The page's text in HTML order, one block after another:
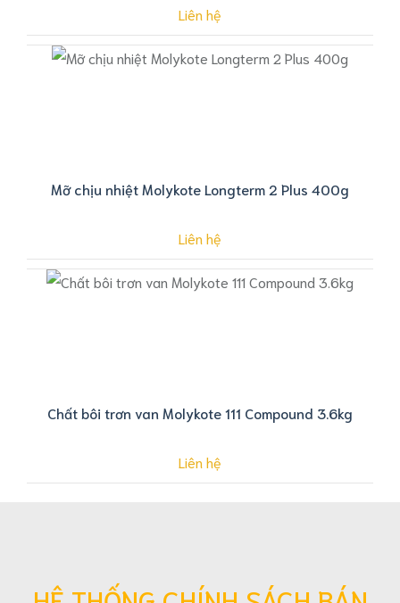
Liên hệ
Mỡ chịu nhiệt Molykote Longterm 2 Plus 400g
Liên hệ
Chất bôi trơn van Molykote 111 Compound 3.6kg
Liên hệ